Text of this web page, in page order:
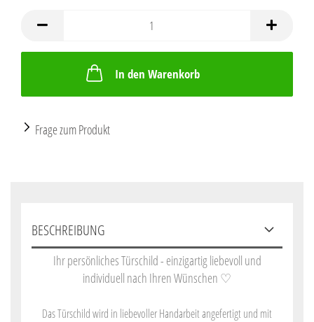
In den Warenkorb
Frage zum Produkt
BESCHREIBUNG
Ihr persönliches Türschild - einzigartig liebevoll und
individuell nach Ihren Wünschen ♡
Das Türschild wird in liebevoller Handarbeit angefertigt und mit